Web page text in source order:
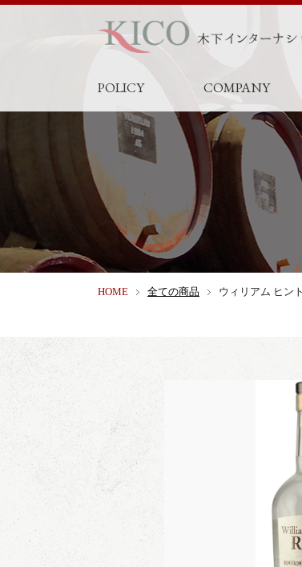
POLICY COMPANY
HOME 全ての商品 ウィリアム ヒン